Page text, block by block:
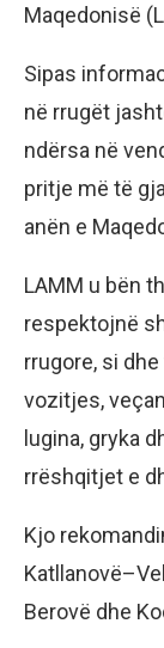
Maqedonisë
Sipas
në rrugët
ndërsa në
pritje më të
anën e
LAMM u bën
respektojnë
rrugore, si
vozitjes,
lugina, gryka
rrëshqitjet e
Kjo
Berovë dhe